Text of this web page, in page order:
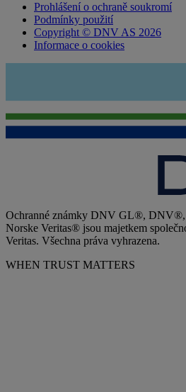
Prohlášení o ochraně soukromí
Podmínky použití
Copyright © DNV AS 2026
Informace o cookies
Ochranné známky DNV GL®, DNV®,
Norske Veritas® jsou majetkem
Veritas. Všechna práva vyhrazena.
WHEN TRUST MATTERS